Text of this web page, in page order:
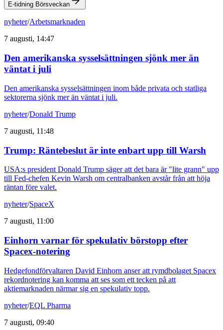
E-tidning Börsveckan
nyheter/Arbetsmarknaden
7 augusti, 14:47
Den amerikanska sysselsättningen sjönk mer än
väntat i juli
Den amerikanska sysselsättningen inom både privata och statliga
sektorerna sjönk mer än väntat i juli.
nyheter/Donald Trump
7 augusti, 11:48
Trump: Räntebeslut är inte enbart upp till Warsh
USA:s president Donald Trump säger att det bara är "lite grann" upp
till Fed-chefen Kevin Warsh om centralbanken avstår från att höja
räntan före valet.
nyheter/SpaceX
7 augusti, 11:00
Einhorn varnar för spekulativ börstopp efter
Spacex-notering
Hedgefondförvaltaren David Einhorn anser att rymdbolaget Spacex
rekordnotering kan komma att ses som ett tecken på att
aktiemarknaden närmar sig en spekulativ topp.
nyheter/EQL Pharma
7 augusti, 09:40